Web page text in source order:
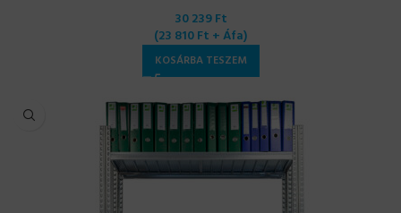
30 239Ft
(23 810Ft + Áfa)
KOSÁRBA TESZEM